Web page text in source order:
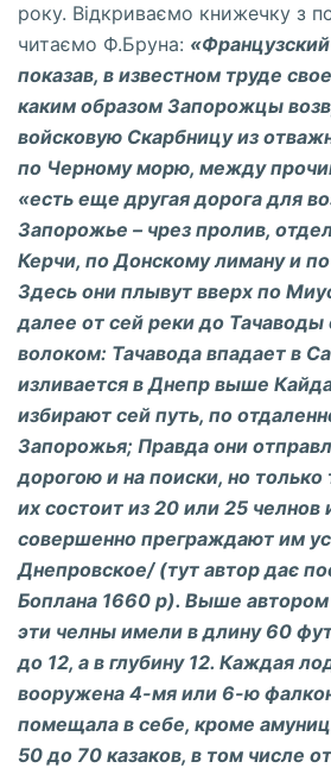
року. Відкриваємо книжечку з
читаємо Ф.Бруна:
показав, в известном труде
каким образом Запорожцы
войсковую Скарбницу из
по Черному морю, между
«есть еще другая дорога для
Запорожье – чрез пролив,
Керчи, по Донскому лиману и
Здесь они плывут вверх по М
далее от сей реки до
волоком: Тачавода впадает в
изливается в Днепр выше
избирают сей путь, по
Запорожья; Правда они
дорогою и на поиски, но только
их состоит из 20 или 25 челнов
совершенно преграждают им
Днепровское/(тут автордає
Боплана 1660 р). Выше автором
эти челны имели в длину 60
до 12, а в глубину 12. Каждая
вооружена 4-мя или 6-ю
помещала в себе, кроме
50 до 70 казаков, в том числе